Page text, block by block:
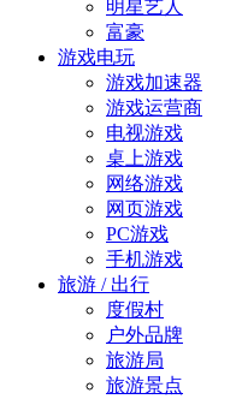
明星艺人
富豪
游戏电玩
游戏加速器
游戏运营商
电视游戏
桌上游戏
网络游戏
网页游戏
PC游戏
手机游戏
旅游 / 出行
度假村
户外品牌
旅游局
旅游景点